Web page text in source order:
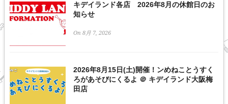
キデイランド各店 2026年8月の休館日のお
知らせ
On 8月 7, 2026
2026年8月15日(土)開催！ンめねことうすく
ろがあそびにくるよ ＠ キデイランド大阪梅
田店